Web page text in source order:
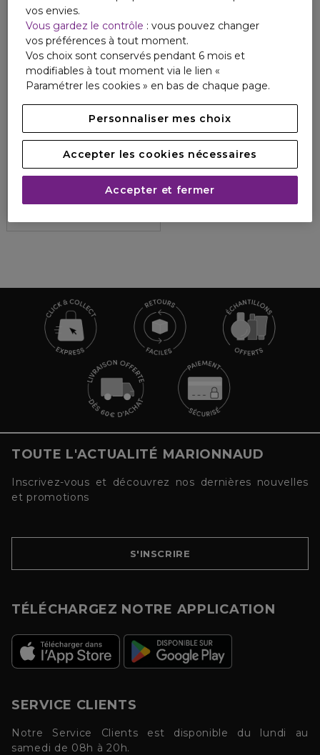
MARGOT & TITA
M&T BODY MIST DESIR COSMIQUE
Bume parfumée 150ML
TOUTE L'ACTUALITÉ MARIONNAUD
Inscrivez-vous et découvrez nos dernières nouvelles
et promotions
S'INSCRIRE
TÉLÉCHARGEZ NOTRE APPLICATION
SERVICE CLIENTS
Notre Service Clients est disponible du lundi au
samedi de 08h à 20h.
vos envies.
Vous gardez le contrôle : vous pouvez changer
vos préférences à tout moment.
Vos choix sont conservés pendant 6 mois et
modifiables à tout moment via le lien «
Paramétrer les cookies » en bas de chaque page.
Personnaliser mes choix
Accepter les cookies nécessaires
Accepter et fermer